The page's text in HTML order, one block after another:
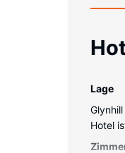
Lage
Hotel